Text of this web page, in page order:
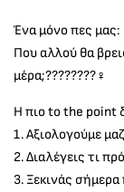
Ένα μόνο πες μας:
Που αλλού θα
μέρα;????????‍♀️
Η πιο to the point
1. Αξιολογούμε
2. Διαλέγεις τι
3. Ξεκινάς